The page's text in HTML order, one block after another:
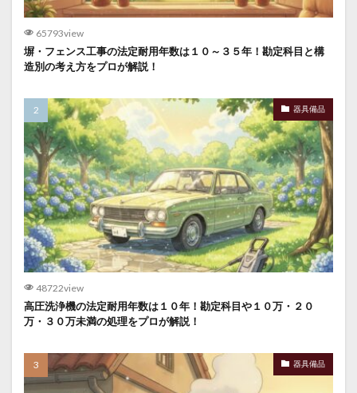
65793view
塀・フェンス工事の法定耐用年数は１０～３５年！勘定科目と構
造別の考え方をプロが解説！
器具備品
48722view
高圧洗浄機の法定耐用年数は１０年！勘定科目や１０万・２０
万・３０万未満の処理をプロが解説！
器具備品